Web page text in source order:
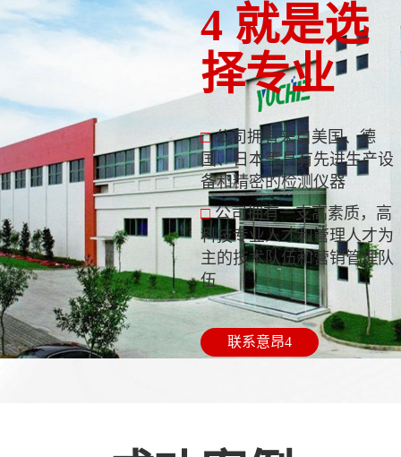
4 就是选
择专业
□公司拥有来自美国、德
国、日本等具有先进生产设
备和精密的检测仪器
□公司拥有一支高素质，高
科技专业人才和管理人才为
主的技术队伍和营销管理队
伍
联系意昂4